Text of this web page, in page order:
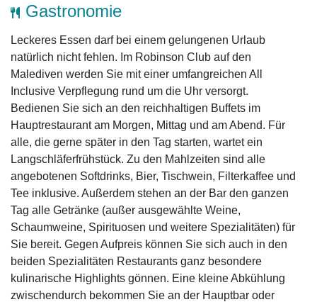
Gastronomie
Leckeres Essen darf bei einem gelungenen Urlaub
natürlich nicht fehlen. Im Robinson Club auf den
Malediven werden Sie mit einer umfangreichen All
Inclusive Verpflegung rund um die Uhr versorgt.
Bedienen Sie sich an den reichhaltigen Buffets im
Hauptrestaurant am Morgen, Mittag und am Abend. Für
alle, die gerne später in den Tag starten, wartet ein
Langschläferfrühstück. Zu den Mahlzeiten sind alle
angebotenen Softdrinks, Bier, Tischwein, Filterkaffee und
Tee inklusive. Außerdem stehen an der Bar den ganzen
Tag alle Getränke (außer ausgewählte Weine,
Schaumweine, Spirituosen und weitere Spezialitäten) für
Sie bereit. Gegen Aufpreis können Sie sich auch in den
beiden Spezialitäten Restaurants ganz besondere
kulinarische Highlights gönnen. Eine kleine Abkühlung
zwischendurch bekommen Sie an der Hauptbar oder